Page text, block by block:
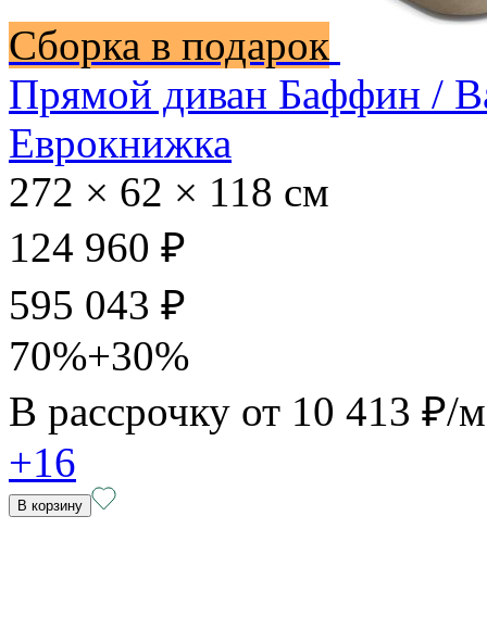
Сборка в подарок
Прямой диван Баффин /
Еврокнижка
272 × 62 × 118 см
124 960 ₽
595 043 ₽
70%+30%
В рассрочку от 10 413 ₽/
+16
В корзину